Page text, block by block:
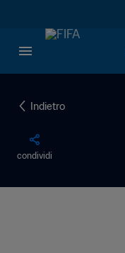
Indietro
condividi